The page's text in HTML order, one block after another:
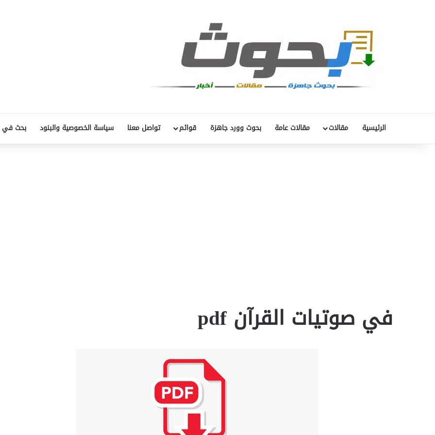
الرئيسية مقالات مقالات عامة بحوث وورد جاهزة قوائم تواصل معنا سياسة الخصوصية والبنود بحث في
في صوتيات القرآن pdf